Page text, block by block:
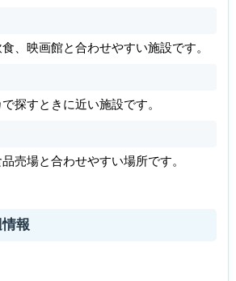
、映画館と合わせやすい施設です。
探すときに近い施設です。
売場と合わせやすい場所です。
報